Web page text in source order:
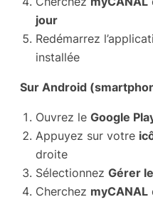
jour
Redémarrez
installée
Sur Android
Ouvrez le Google
Appuyez sur votre
droite
Sélectionnez Gérer
Cherchez myCANAL